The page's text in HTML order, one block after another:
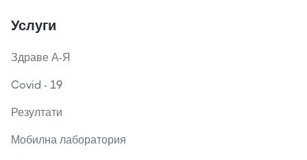
Услуги
Здраве А-Я
Covid - 19
Резултати
Мобилна лаборатория